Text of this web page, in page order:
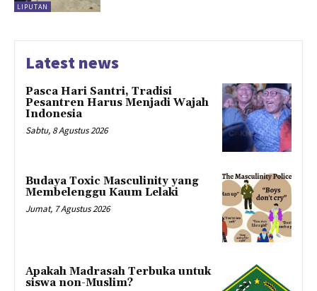
LIPUTAN
Latest news
Pasca Hari Santri, Tradisi
Pesantren Harus Menjadi Wajah
Indonesia
Sabtu, 8 Agustus 2026
Budaya Toxic Masculinity yang
Membelenggu Kaum Lelaki
Jumat, 7 Agustus 2026
Apakah Madrasah Terbuka untuk
siswa non-Muslim?